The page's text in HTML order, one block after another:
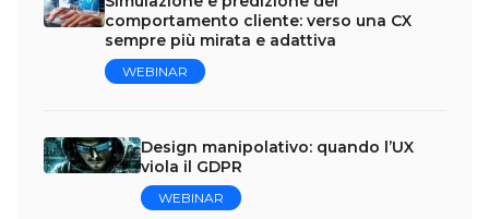
comportamento cliente: verso una CX
sempre più mirata e adattiva
WEBINAR
Design manipolativo: quando l’UX
viola il GDPR
WEBINAR